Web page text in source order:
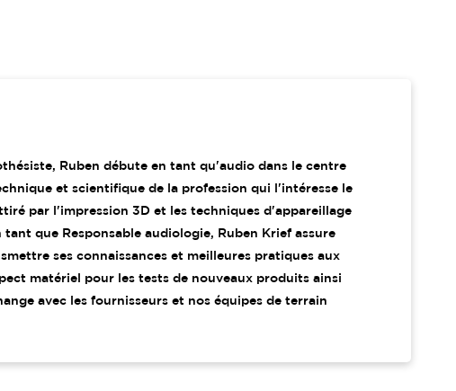
Ruben débute en tant qu'audio dans le centre
et scientifique de la profession qui l'intéresse le
par l'impression 3D et les techniques d'appareillage
que Responsable audiologie, Ruben Krief assure
ses connaissances et meilleures pratiques aux
matériel pour les tests de nouveaux produits ainsi
avec les fournisseurs et nos équipes de terrain